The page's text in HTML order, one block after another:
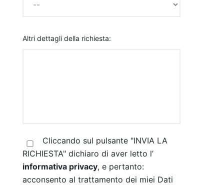
Altri dettagli della richiesta:
Cliccando sul pulsante "INVIA LA
RICHIESTA" dichiaro di aver letto l’
informativa privacy, e pertanto:
acconsento al trattamento dei miei Dati